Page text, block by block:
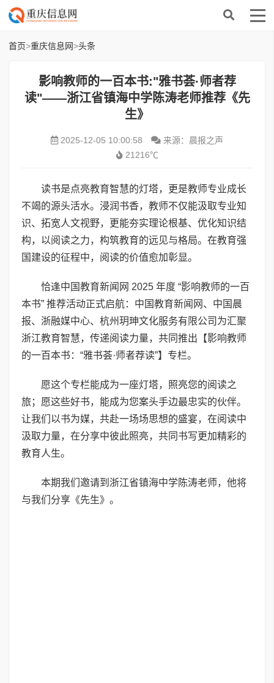
首页>重庆信息网>头条
影响教师的一百本书:"雅书荟·师者荐
读"——浙江省镇海中学陈涛老师推荐《先
生》
2025-12-05 10:00:58
来源：晨报之声
21216℃
读书是点亮教育智慧的灯塔，更是教师专业成长
不竭的源头活水。浸润书香，教师不仅能汲取专业知
识、拓宽人文视野，更能夯实理论根基、优化知识结
构，以阅读之力，构筑教育的远见与格局。在教育强
国建设的征程中，阅读的价值愈加彰显。
恰逢中国教育新闻网 2025 年度 “影响教师的一百
本书” 推荐活动正式启航：中国教育新闻网、中国晨
报、浙融媒中心、杭州玥珅文化服务有限公司为汇聚
浙江教育智慧，传递阅读力量，共同推出【影响教师
的一百本书：“雅书荟·师者荐读”】专栏。
愿这个专栏能成为一座灯塔，照亮您的阅读之
旅；愿这些好书，能成为您案头手边最忠实的伙伴。
让我们以书为媒，共赴一场场思想的盛宴，在阅读中
汲取力量，在分享中彼此照亮，共同书写更加精彩的
教育人生。
本期我们邀请到浙江省镇海中学陈涛老师，他将
与我们分享《先生》。